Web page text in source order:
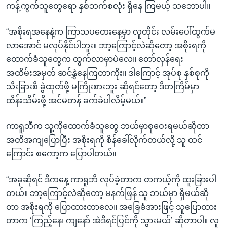
ကန့်ကွက်သူတွေရော နှစ်ဘက်စလုံး ရှိနေ ကြမယ့် သဘောပါ။
“အစိုးရအနေနဲ့က ကြာသပတေးနေ့မှာ လူတိုင်း လမ်းပေါ်ထွက်မ
လာအောင် မလုပ်နိုင်ပါဘူး။ ဘာ့ကြောင့်လဲဆိုတော့ အစိုးရကို
ထောက်ခံသူတွေက ထွက်လာမှာပဲလေ။ တော်လှန်ရေး
အထိမ်းအမှတ် ဆင်နွှဲနေကြတာကိုး။ ဒါကြောင့် အုပ်စု နှစ်စုကို
သီးခြားစီ ခွဲထုတ်ဖို့ မကြိုးစားဘူး ဆိုရင်တော့ ဒီတကြိမ်မှာ
ထိန်းသိမ်းဖို့ အင်မတန် ခက်ခဲပါလိမ့်မယ်။”
ကာရူဘီက သူ့ကိုထောက်ခံသူတွေ ဘယ်မှာစုဝေးရမယ်ဆိုတာ
အတိအကျပြောပြီး အစိုးရကို စိန်ခေါ်လိုက်တယ်လို့ သူ ထင်
ကြောင်း စကော့က ပြောပါတယ်။
“အခုဆိုရင် ဒီကနေ့ ကာရူဘီ လုပ်ခဲ့တာက တကယ့်ကို ထူးခြားပါ
တယ်။ ဘာ့ကြောင့်လဲဆိုတော့ မနက်ဖြန် သူ ဘယ်မှာ ရှိမယ်ဆို
တာ အစိုးရကို ပြောထားတာလေ။ အခြေခံအားဖြင့် သူပြောထား
တာက ‘ကြည့်နေ၊ ကျနော် အဲဒီရင်ပြင်ကို သွားမယ်’ ဆိုတာပါ။ လူ